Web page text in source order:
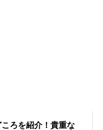
ろを紹介！貴重な